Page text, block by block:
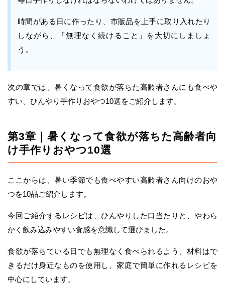
時間がある日に作ったり、市販品を上手に取り入れたり
しながら、「無理なく続けること」を大切にしましょ
う。
次の章では、暑くなって食欲が落ちた高齢者さんにも食べや
すい、ひんやり手作りおやつ10選をご紹介します。
第3章｜暑くなって食欲が落ちた高齢者向
け手作りおやつ10選
ここからは、暑い季節でも食べやすい高齢者さん向けのおや
つを10品ご紹介します。
今回ご紹介するレシピは、ひんやりした口当たりと、やわら
かく飲み込みやすい食感を意識して選びました。
食欲が落ちている日でも無理なく食べられるよう、材料はで
きるだけ身近なものを使用し、家庭で簡単に作れるレシピを
中心にしています。